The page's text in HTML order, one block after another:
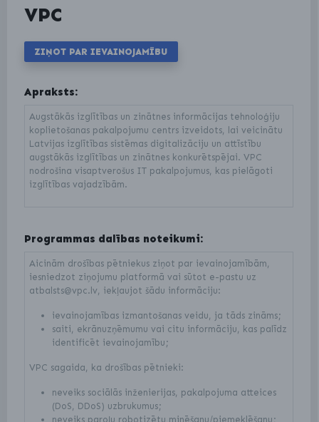
VPC
ZIŅOT PAR IEVAINOJAMĪBU
Apraksts:
Augstākās izglītības un zinātnes informācijas tehnoloģiju
koplietošanas pakalpojumu centrs izveidots, lai veicinātu
Latvijas izglītības sistēmas digitalizāciju un attīstību
augstākās izglītības un zinātnes konkurētspējai. VPC
nodrošina visaptverošus IT pakalpojumus, kas pielāgoti
izglītības vajadzībām.
Programmas dalības noteikumi:
Aicinām drošības pētniekus ziņot par ievainojamībām,
iesniedzot ziņojumu platformā vai sūtot e-pastu uz
atbalsts@vpc.lv, iekļaujot šādu informāciju:
ievainojamības izmantošanas veidu, ja tāds zināms;
saiti, ekrānuzņēmumu vai citu informāciju, kas palīdz
identificēt ievainojamību;
VPC sagaida, ka drošības pētnieki:
neveiks sociālās inženierijas, pakalpojuma atteices
(DoS, DDoS) uzbrukumus;
neveiks paroļu robotizētu minēšanu/piemeklēšanu;